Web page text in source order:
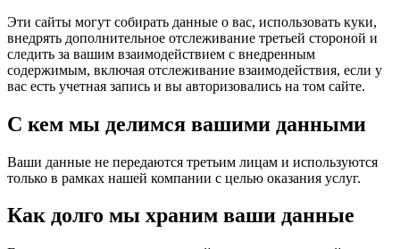
Эти сайты могут собирать данные о вас, использовать куки,
внедрять дополнительное отслеживание третьей стороной и
следить за вашим взаимодействием с внедренным
содержимым, включая отслеживание взаимодействия, если у
вас есть учетная запись и вы авторизовались на том сайте.
С кем мы делимся вашими данными
Ваши данные не передаются третьим лицам и используются
только в рамках нашей компании с целью оказания услуг.
Как долго мы храним ваши данные